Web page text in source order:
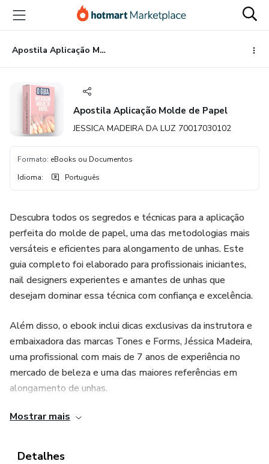
para
conteúdo
principal
para
pagamento
para
rodapé
Apostila Aplicação Molde de Papel
Apostila Aplicação Molde de Papel
JESSICA MADEIRA DA LUZ 70017030102
Formato: eBooks ou Documentos
Idioma: Português
Descubra todos os segredos e técnicas para a aplicação
perfeita do molde de papel, uma das metodologias mais
versáteis e eficientes para alongamento de unhas. Este
guia completo foi elaborado para profissionais iniciantes,
nail designers experientes e amantes de unhas que
desejam dominar essa técnica com confiança e excelência.
Além disso, o ebook inclui dicas exclusivas da instrutora e
embaixadora das marcas Tones e Forms, Jéssica Madeira,
uma profissional com mais de 7 anos de experiência no
mercado de beleza e uma das maiores referências em
alongamento de unhas.
Com uma linguagem acessível e prática, este ebook é
quem já trabalha na área e busca aperfeiçoar suas
Mostrar mais
Detalhes